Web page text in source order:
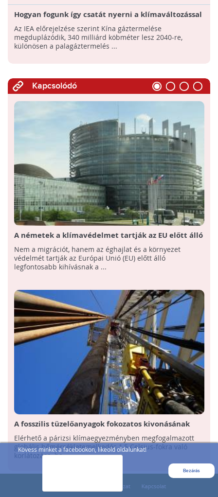
Kövess minket a facebookon, likeold oldalunkat!
Bezárás
Hogyan fogunk így csatát nyerni a klímaváltozással
szemben? - 2040-re Kína gázszükséglete
megháromszorozódhat
Az IEA előrejelzése szerint Kína gáztermelése
megduplázódik, 340 milliárd köbméter lesz 2040-re,
különösen a palagáztermelés ...
Kapcsolódó
A németek a klímavédelmet tartják az EU előtt álló
legfontosabb kihívásnak
Nem a migrációt, hanem az éghajlat és a környezet
védelmét tartják az Európai Unió (EU) előtt álló
legfontosabb kihívásnak a ...
A fosszilis tüzelőanyagok fokozatos kivonásának
azonnali megkezdésével elérhető a párizsi klímacél
Elérhető a párizsi klímaegyezményben megfogalmazott
globális hőmérsékletemelkedés 1,5 Celsius-fokra való
korlátozása, ha ...